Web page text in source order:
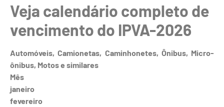
Veja calendário completo de
vencimento do IPVA-2026
Automóveis, Camionetas, Caminhonetes, Ônibus, Micro-
ônibus, Motos e similares
Mês
janeiro
fevereiro